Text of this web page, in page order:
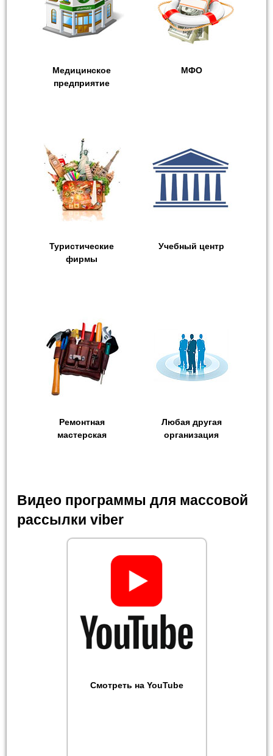
Медицинское
предприятие
МФО
Туристические
фирмы
Учебный центр
Ремонтная
мастерская
Любая другая
организация
Видео программы для массовой
рассылки viber
Смотреть на YouTube